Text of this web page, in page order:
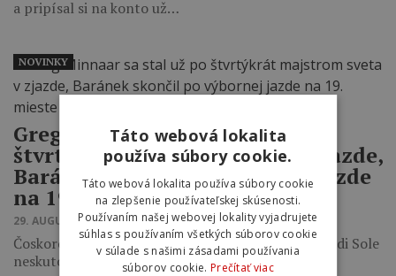
a pripísal si na konto už…
Greg Minnaar sa stal už po
štvrtýkrát majstrom sveta v zjazde,
Baránek skončil po výbornej jazde
na 19. mieste
29. AUGUSTA 2021 17:11
Čoskoro 40-ročný Greg Minnaar predviedol vo Val di Sole
neskutočnú jazdu.
NOVINKY
Táto webová lokalita
používa súbory cookie.
Táto webová lokalita používa súbory cookie
na zlepšenie používateľskej skúsenosti.
Používaním našej webovej lokality vyjadrujete
súhlas s používaním všetkých súborov cookie
v súlade s našimi zásadami používania
súborov cookie. Prečítať viac